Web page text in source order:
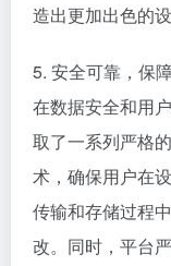
造出更加出色的设
5. 安全可靠，保
在数据安全和用
取了一系列严格
术，确保用户在
传输和存储过程
改。同时，平台